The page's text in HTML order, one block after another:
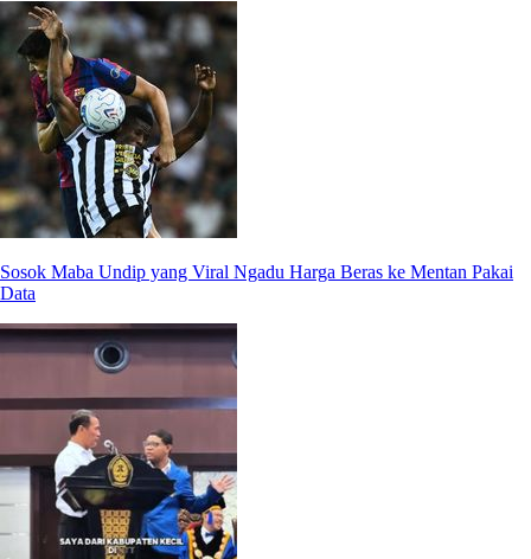
Sosok Maba Undip yang Viral Ngadu Harga Beras ke Mentan Pakai
Data